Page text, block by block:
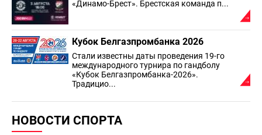
«Динамо-Брест». Брестская команда п...
Кубок Белгазпромбанка 2026
Стали известны даты проведения 19-го
международного турнира по гандболу
«Кубок Белгазпромбанка-2026».
Традицио...
НОВОСТИ СПОРТА